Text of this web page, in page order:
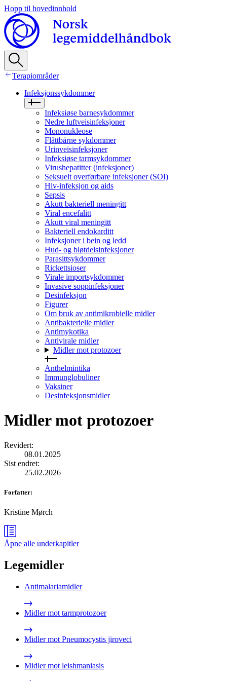
Hopp til hovedinnhold
Terapiområder
Infeksjonssykdommer
Infeksiøse barnesykdommer
Nedre luftveisinfeksjoner
Mononukleose
Flåttbårne sykdommer
Urinveisinfeksjoner
Infeksiøse tarmsykdommer
Virushepatitter (infeksjoner)
Seksuelt overførbare infeksjoner (SOI)
Hiv‑infeksjon og aids
Sepsis
Akutt bakteriell meningitt
Viral encefalitt
Akutt viral meningitt
Bakteriell endokarditt
Infeksjoner i bein og ledd
Hud- og bløtdelsinfeksjoner
Parasittsykdommer
Rickettsioser
Virale importsykdommer
Invasive soppinfeksjoner
Desinfeksjon
Figurer
Om bruk av antimikrobielle midler
Antibakterielle midler
Antimykotika
Antivirale midler
Midler mot protozoer
Anthelmintika
Immunglobuliner
Vaksiner
Desinfeksjonsmidler
Midler mot protozoer
Revidert:
08.01.2025
Sist endret:
25.02.2026
Forfatter:
Kristine Mørch
Åpne alle underkapitler
Legemidler
Antimalariamidler
Midler mot tarmprotozoer
Midler mot Pneumocystis jiroveci
Midler mot leishmaniasis